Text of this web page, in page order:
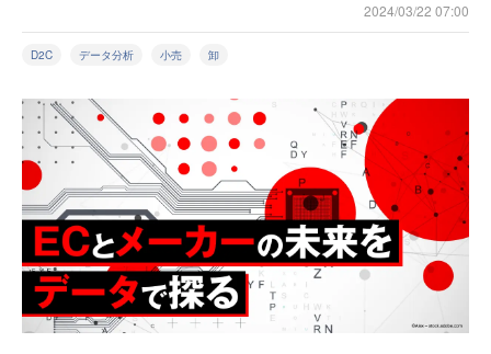
2024/03/22 07:00
D2C データ分析 小売 卸